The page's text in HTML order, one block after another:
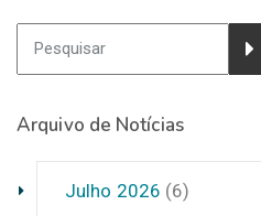
Arquivo de Notícias
Julho 2026 (6)